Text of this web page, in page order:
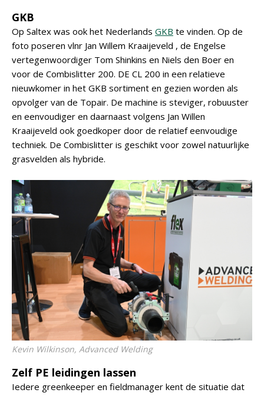
GKB
Op Saltex was ook het Nederlands GKB te vinden. Op de
foto poseren vlnr Jan Willem Kraaijeveld , de Engelse
vertegenwoordiger Tom Shinkins en Niels den Boer en
voor de Combislitter 200. DE CL 200 in een relatieve
nieuwkomer in het GKB sortiment en gezien worden als
opvolger van de Topair. De machine is steviger, robuuster
en eenvoudiger en daarnaast volgens Jan Willen
Kraaijeveld ook goedkoper door de relatief eenvoudige
techniek. De Combislitter is geschikt voor zowel natuurlijke
grasvelden als hybride.
Kevin Wilkinson, Advanced Welding
Zelf PE leidingen lassen
Iedere greenkeeper en fieldmanager kent de situatie dat